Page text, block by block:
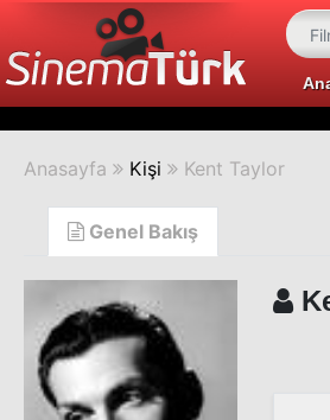
Anasayfa Kişi Kent Taylor
Genel Bakış